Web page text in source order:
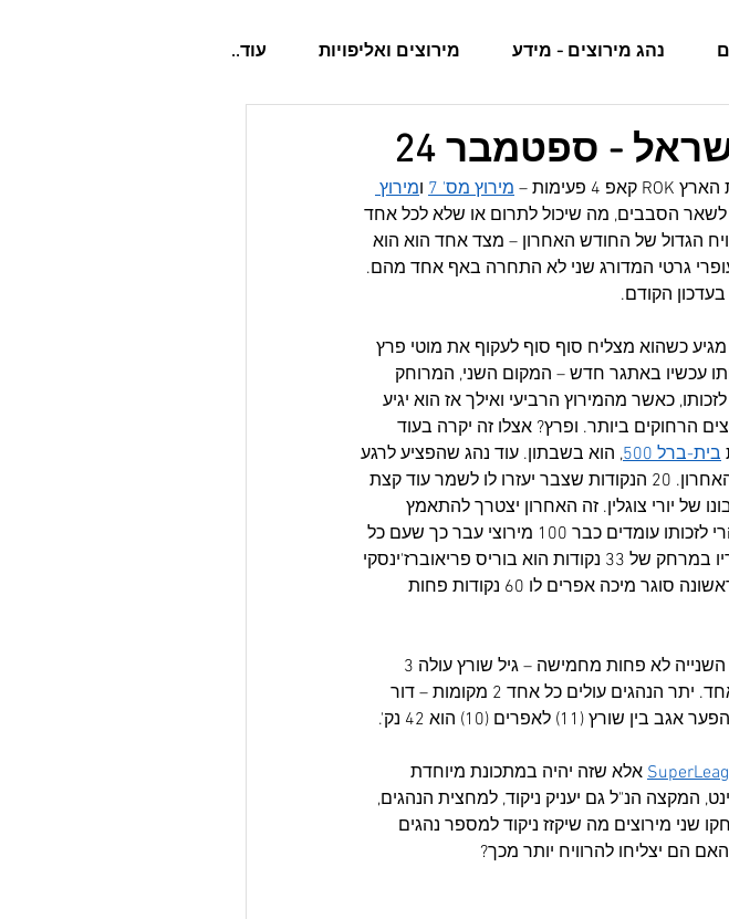
נהג מירוצים - מידע מירוצים ואליפויות עוד..
- ספטמבר 24
מירוץ מס' 7 ומירוץ
לשאר הסבבים, מה שיכול לתרום או שלא לכל אחד
הגדול של החודש האחרון – מצד אחד הוא הוא
גרטי המדורג שני לא התחרה באף אחד מהם.
מגיע כשהוא מצליח סוף סוף לעקוף את מוטי פרץ
יותר. וזה מעמיד אותו עכשיו באתגר חדש – המקום השני, המרוחק
לזכותו, כאשר מהמירוץ הרביעי ואילך אז הוא יגיע
הרחוקים ביותר. ופרץ? אצלו זה יקרה בעוד
בית-ברל 500
, הוא בשבתון. עוד נהג שהפציע לרגע
הוא דודי קורץ שהשתתף במירוץ הראשון מבין השניים בחודש האחרון. 20 הנקודות שצבר יעזרו לו לשמר עוד קצת
יורי צוגלין. זה האחרון יצטרך להתאמץ
הרבה יותר מכל השאר אם הוא לא רוצה לאבד עוד מקומות שהרי לזכותו עומדים כבר 100 מירוצי עבר כך שעם כל
מירוץ שמתווסף, נמחקות לו הנקודות הרחוקות. הבא בתור אחריו במרחק של 33 נקודות הוא בוריס פריאוברז'ינסקי
ועוד 22 נקודות מפרידות בינו ובין אביתר נרוב. את העשיריה הראשונה סוגר מיכה אפרים לו 60 נקודות פחות
מקומות ומדורג כעת 11, נדב בראון אחריו עם עלייה של מקום אחד. יתר הנהגים עולים כל אחד 2 מקומות – דור
אלא שזה יהיה במתכונת מיוחדת
המקצה הנ"ל גם יעניק ניקוד, למחצית הנהגים,
שני מירוצים מה שיקזז ניקוד למספר נהגים